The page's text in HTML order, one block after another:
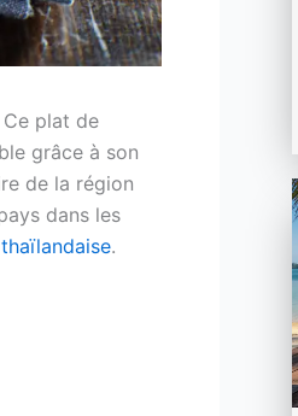
Ce plat de
grâce à son
de la région
dans les
.